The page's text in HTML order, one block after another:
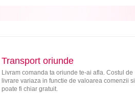
Transport oriunde
Livram comanda ta oriunde te-ai afla. Costul de
livrare variaza in functie de valoarea comenzii si
poate fi chiar gratuit.